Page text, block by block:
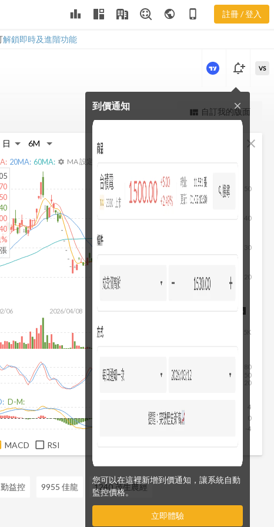
leaderboard public phone_iphone 註冊 / 登入
解鎖即時及進階功能
力
更強大的進階價量圖表
notification_add
到價通知
您可以在這裡新增到價通知，讓系統自動
監控價格。
立即體驗
close
VS
view_quilt 自訂我的版面
close
06 2026/04/08
20
30
40
50
2026/08/05
5K
20MA: 60MA: settings MA 設定
20
50
80
D-M:
-4
0
4
MACD RSI
益控 9955 佳龍 1240 茂生農經